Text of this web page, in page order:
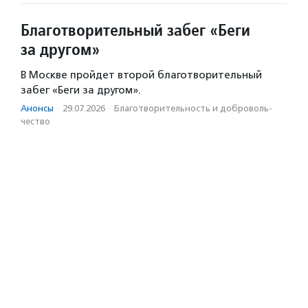
Благотворительный забег «Беги
за другом»
В Москве пройдет второй благотворительный
забег «Беги за другом».
Анонсы · 29.07.2026 · Благотвори­тель­ность и доброволь­
чест­во